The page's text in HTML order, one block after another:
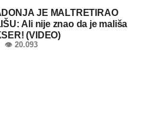
JE MALTRETIRAO
Ali nije znao da je mališa
(VIDEO)
👁 20.093